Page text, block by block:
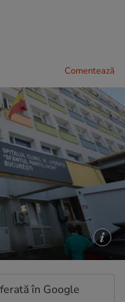
Comentează
în Google